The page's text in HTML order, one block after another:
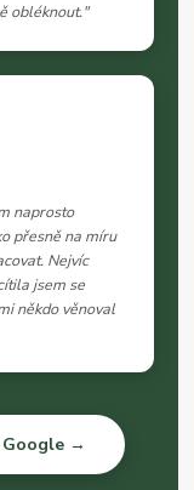
obléknout."
naprosto
přesně na míru
Nejvíc
jsem se
někdo věnoval
Google →